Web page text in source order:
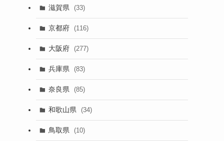
滋賀県 (33)
京都府 (116)
大阪府 (277)
兵庫県 (83)
奈良県 (85)
和歌山県 (34)
鳥取県 (10)